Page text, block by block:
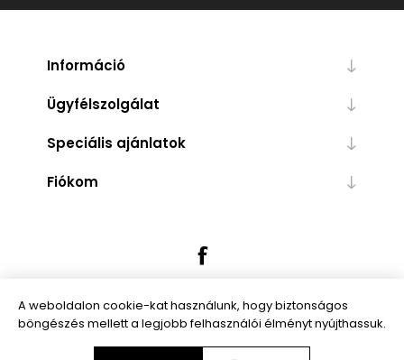
Információ
Ügyfélszolgálat
Speciális ajánlatok
Fiókom
Powered bynopCommerce
A weboldalon cookie-kat használunk, hogy biztonságos
böngészés mellett a legjobb felhasználói élményt nyújthassuk.